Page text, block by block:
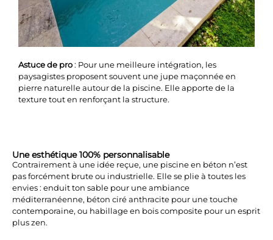
Astuce de pro: Pour une meilleure intégration, les
paysagistes proposent souvent une jupe maçonnée en
pierre naturelle autour de la piscine. Elle apporte de la
texture tout en renforçant la structure.
Une esthétique 100% personnalisable
Contrairement à une idée reçue, une piscine en béton n’est
pas forcément brute ou industrielle. Elle se plie à toutes les
envies : enduit ton sable pour une ambiance
méditerranéenne, béton ciré anthracite pour une touche
contemporaine, ou habillage en bois composite pour un esprit
plus zen.